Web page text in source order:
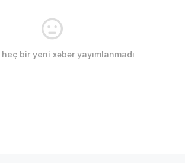
bir yeni xəbər yayımlanmadı